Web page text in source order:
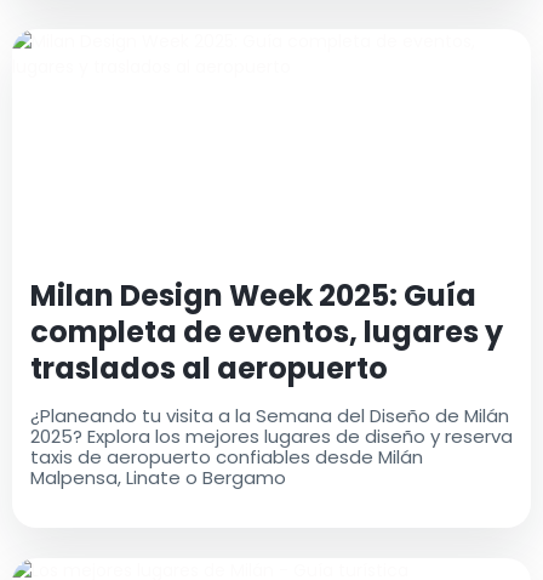
Milan Design Week 2025: Guía
completa de eventos, lugares y
traslados al aeropuerto
¿Planeando tu visita a la Semana del Diseño de Milán
2025? Explora los mejores lugares de diseño y reserva
taxis de aeropuerto confiables desde Milán
Malpensa, Linate o Bergamo